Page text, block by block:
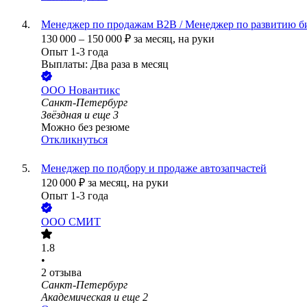
Менеджер по продажам B2B / Менеджер по развитию
130 000 – 150 000 ₽ за месяц, на руки
Опыт 1-3 года
Выплаты: Два раза в месяц
ООО Новантикс
Санкт-Петербург
Звёздная и еще 3
Можно без резюме
Откликнуться
Менеджер по подбору и продаже автозапчастей
120 000 ₽ за месяц, на руки
Опыт 1-3 года
ООО СМИТ
1.8
•
2 отзыва
Санкт-Петербург
Академическая и еще 2